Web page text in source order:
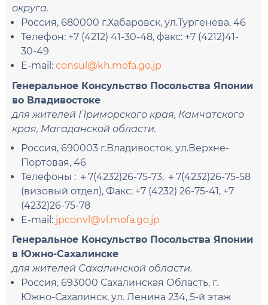
округа.
Россия, 680000 г.Хабаровск, ул.Тургенева, 46
Телефон: +7 (4212) 41-30-48, факс: +7 (4212)41-
30-49
E-mail: consul@kh.mofa.go.jp
Генеральное Консульство Посольства Японии
во Владивостоке
для жителей Приморского края, Камчатского
края, Магаданской области.
Россия, 690003 г.Владивосток, ул.Верхне-
Портовая, 46
Телефоны : ＋7(4232)26-75-73, ＋7(4232)26-75-58
(визовый отдел), Факс: +7 (4232) 26-75-41, +7
(4232)26-75-78
E-mail: jpconvl@vl.mofa.go.jp
Генеральное Консульство Посольства Японии
в Южно-Сахалинске
для жителей Сахалинской области.
Россия, 693000 Сахалинская Область, г.
Южно-Сахалинск, ул. Ленина 234, 5-й этаж